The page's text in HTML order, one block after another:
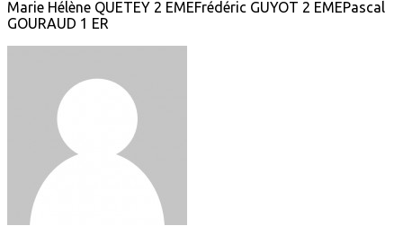
Marie Hélène QUETEY 2 EMEFrédéric GUYOT 2 EMEPascal
GOURAUD 1 ER